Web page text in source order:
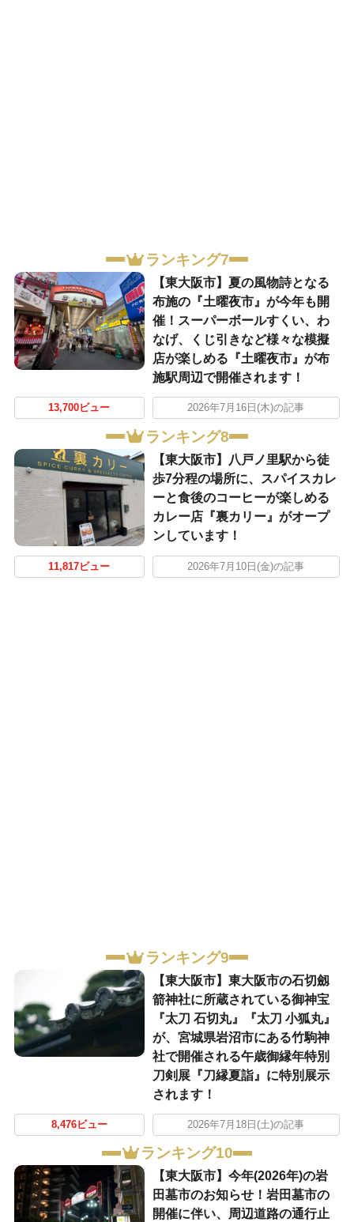
ランキング7
【東大阪市】夏の風物詩となる
布施の『土曜夜市』が今年も開
催！スーパーボールすくい、わ
なげ、くじ引きなど様々な模擬
店が楽しめる『土曜夜市』が布
施駅周辺で開催されます！
13,700ビュー 2026年7月16日(木)の記事
ランキング8
【東大阪市】八戸ノ里駅から徒
歩7分程の場所に、スパイスカレ
ーと食後のコーヒーが楽しめる
カレー店『裏カリー』がオープ
ンしています！
11,817ビュー 2026年7月10日(金)の記事
ランキング9
【東大阪市】東大阪市の石切劔
箭神社に所蔵されている御神宝
『太刀 石切丸』『太刀 小狐丸』
が、宮城県岩沼市にある竹駒神
社で開催される午歳御縁年特別
刀剣展『刀縁夏詣』に特別展示
されます！
8,476ビュー 2026年7月18日(土)の記事
ランキング10
【東大阪市】今年(2026年)の岩
田墓市のお知らせ！岩田墓市の
開催に伴い、周辺道路の通行止